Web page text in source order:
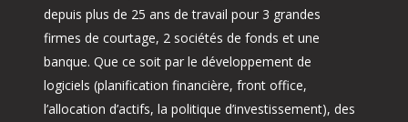
depuis plus de 25 ans de travail pour 3 grandes
firmes de courtage, 2 sociétés de fonds et une
banque. Que ce soit par le développement de
logiciels (planification financière, front office,
l’allocation d’actifs, la politique d’investissement), des